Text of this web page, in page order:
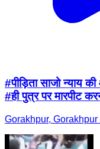
#पीड़िता साजो न्याय
#ही पुत्र पर मारपीट
Gorakhpur,